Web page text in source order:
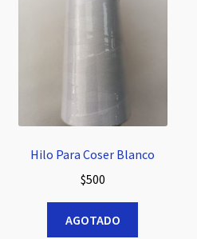
Hilo Para Coser Blanco
$500
AGOTADO